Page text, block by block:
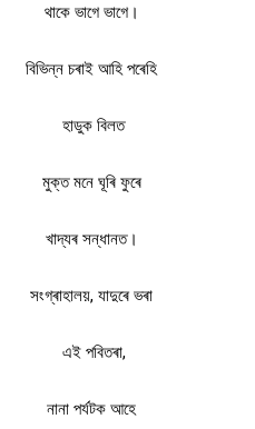
থাকে ভাগে ভাগে।
বিভিন্ন চৰাই আহি পৰেহি
হাডুক বিলত
মুক্ত মনে ঘূৰি ফুৰে
খাদ্যৰ সন্ধানত।
সংগ্ৰাহালয়, যাদুৰে ভৰা
এই পবিতৰা,
নানা পৰ্যটক আহে